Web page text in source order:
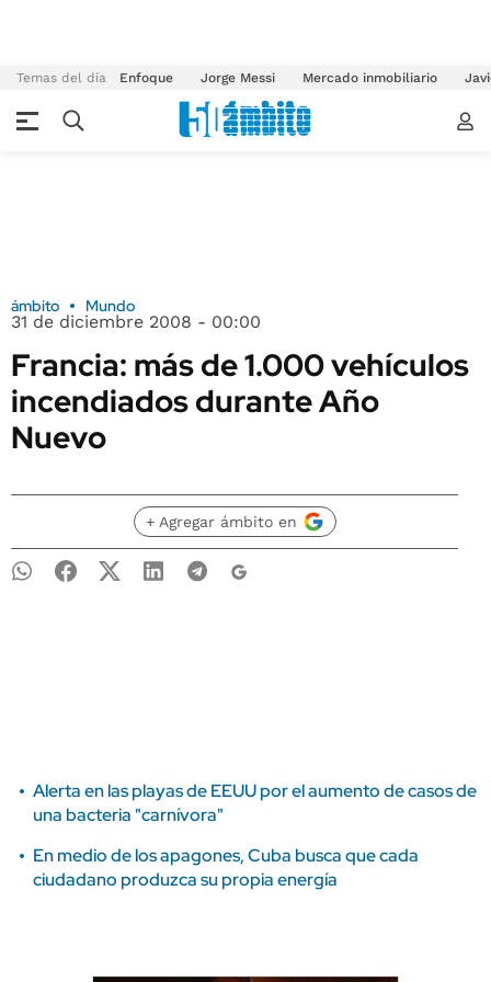
Temas del día Enfoque Jorge Messi Mercado inmobiliario
ámbito Mundo
31 de diciembre 2008 - 00:00
Francia: más de 1.000 vehículos
incendiados durante Año
Nuevo
+ Agregar ámbito en
Alerta en las playas de EEUU por el aumento de casos de
una bacteria "carnívora"
En medio de los apagones, Cuba busca que cada
ciudadano produzca su propia energía